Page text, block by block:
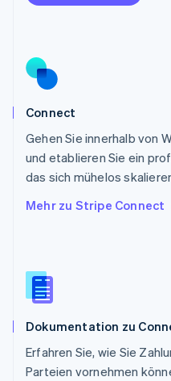
Connect
Gehen Sie innerhalb von
und etablieren Sie ein
das sich mühelos
Mehr zu Stripe Connect
Dokumentation zu
Erfahren Sie, wie Sie
Parteien vornehmen
Portugal
Schweden
Svenska
Schweiz
Singapur
English简体中文
Slowakei
Slowenien
English
Spanien
Thailand
Tschechische Republik
English